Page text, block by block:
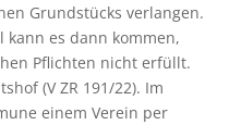
Grundstücks verlangen.
kann es dann kommen,
Pflichten nicht erfüllt.
(V ZR 191/22). Im
einem Verein per